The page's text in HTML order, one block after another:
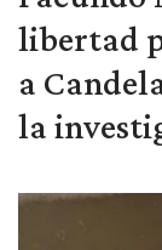
libertad
a
la